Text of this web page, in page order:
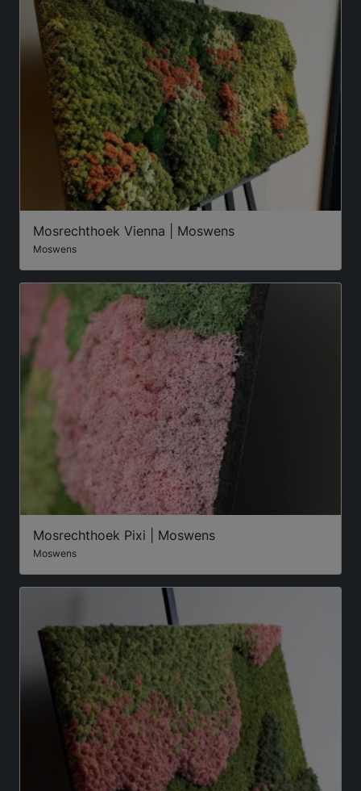
Mosrechthoek Vienna | Moswens
Moswens
Mosrechthoek Pixi | Moswens
Moswens